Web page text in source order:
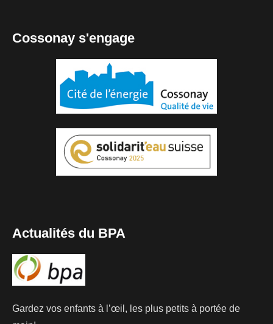
Cossonay s'engage
Actualités du BPA
Gardez vos enfants à l’œil, les plus petits à portée de